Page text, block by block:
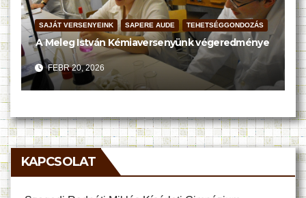
SAJÁT VERSENYEINK SAPERE AUDE TEHETSÉGGONDOZÁS
A Meleg István Kémiaversenyünk végeredménye
FEBR 20, 2026
KAPCSOLAT